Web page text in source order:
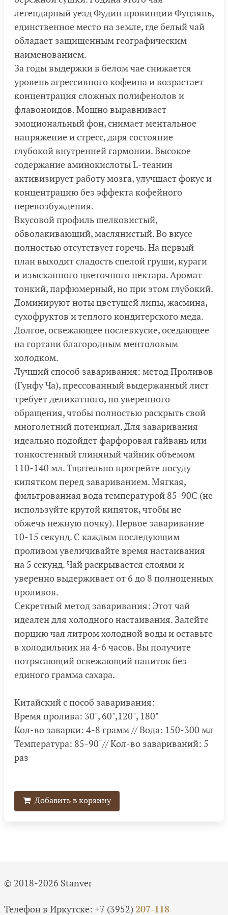
легендарный уезд Фудин провинции Фуцзянь,
единственное место на земле, где белый чай
обладает защищенным географическим
наименованием.
За годы выдержки в белом чае снижается
уровень агрессивного кофеина и возрастает
концентрация сложных полифенолов и
флавоноидов. Мощно выравнивает
эмоциональный фон, снимает ментальное
напряжение и стресс, даря состояние
глубокой внутренней гармонии. Высокое
содержание аминокислоты L-теанин
активизирует работу мозга, улучшает фокус и
концентрацию без эффекта кофейного
перевозбуждения.
Вкусовой профиль шелковистый,
обволакивающий, маслянистый. Во вкусе
полностью отсутствует горечь. На первый
план выходит сладость спелой груши, кураги
и изысканного цветочного нектара. Аромат
тонкий, парфюмерный, но при этом глубокий.
Доминируют ноты цветущей липы, жасмина,
сухофруктов и теплого кондитерского меда.
Долгое, освежающее послевкусие, оседающее
на гортани благородным ментоловым
холодком.
Лучший способ заваривания: метод Проливов
(Гунфу Ча), прессованный выдержанный лист
требует деликатного, но уверенного
обращения, чтобы полностью раскрыть свой
многолетний потенциал. Для заваривания
идеально подойдет фарфоровая гайвань или
тонкостенный глиняный чайник объемом
110-140 мл. Тщательно прогрейте посуду
кипятком перед завариванием. Мягкая,
фильтрованная вода температурой 85-90С (не
используйте крутой кипяток, чтобы не
обжечь нежную почку). Первое заваривание
10-15 секунд. С каждым последующим
проливом увеличивайте время настаивания
на 5 секунд. Чай раскрывается слоями и
уверенно выдерживает от 6 до 8 полноценных
проливов.
Секретный метод заваривания: Этот чай
идеален для холодного настаивания. Залейте
порцию чая литром холодной воды и оставьте
в холодильник на 4-6 часов. Вы получите
потрясающий освежающий напиток без
единого грамма сахара.
Китайский с пособ заваривания:
Время пролива: 30", 60",120", 180"
Кол-во заварки: 4-8 грамм // Вода: 150-300 мл
Температура: 85-90"// Кол-во завариваний: 5
раз
Добавить в корзину
© 2018-2026 Stanver
Телефон в Иркутске: +7 (3952) 207-118